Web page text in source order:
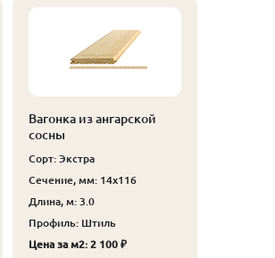
Вагонка из ангарской
сосны
Сорт: Экстра
Сечение, мм: 14x116
Длина, м: 3.0
Профиль: Штиль
Цена за м2: 2 100 ₽